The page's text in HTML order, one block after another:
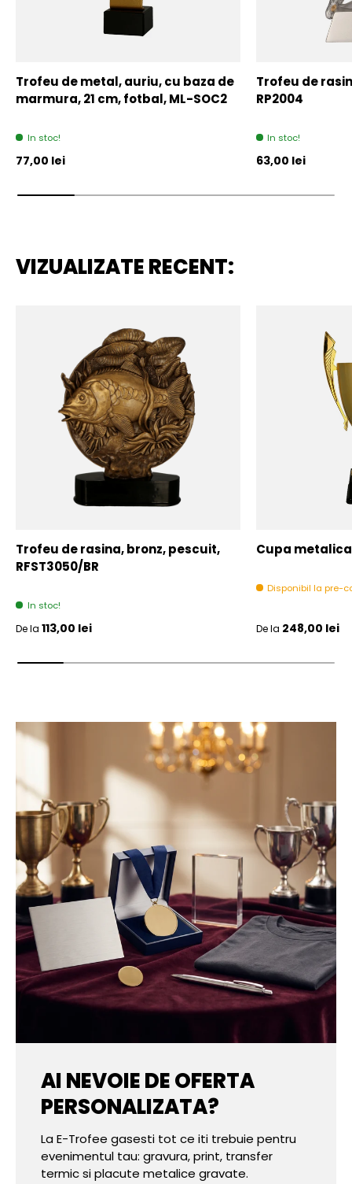
Trofeu de metal, auriu, cu baza de
marmura, 21 cm, fotbal, ML-SOC2
In stoc!
Pret initial
77,00 lei
Trofeu de
RP2004
In stoc!
Pret initial
63,00 lei
VIZUALIZATE RECENT:
Trofeu de rasina, bronz, pescuit,
RFST3050/BR
In stoc!
Pret initial
De la 113,00 lei
Cupa
Disponibil la pre-
Pret initial
De la 248,00 lei
AI NEVOIE DE OFERTA
PERSONALIZATA?
La E-Trofee gasesti tot ce iti trebuie pentru
evenimentul tau: gravura, print, transfer
termic si placute metalice gravate.